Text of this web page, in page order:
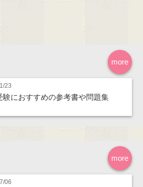
more
23
験におすすめの参考書や問題集
more
06